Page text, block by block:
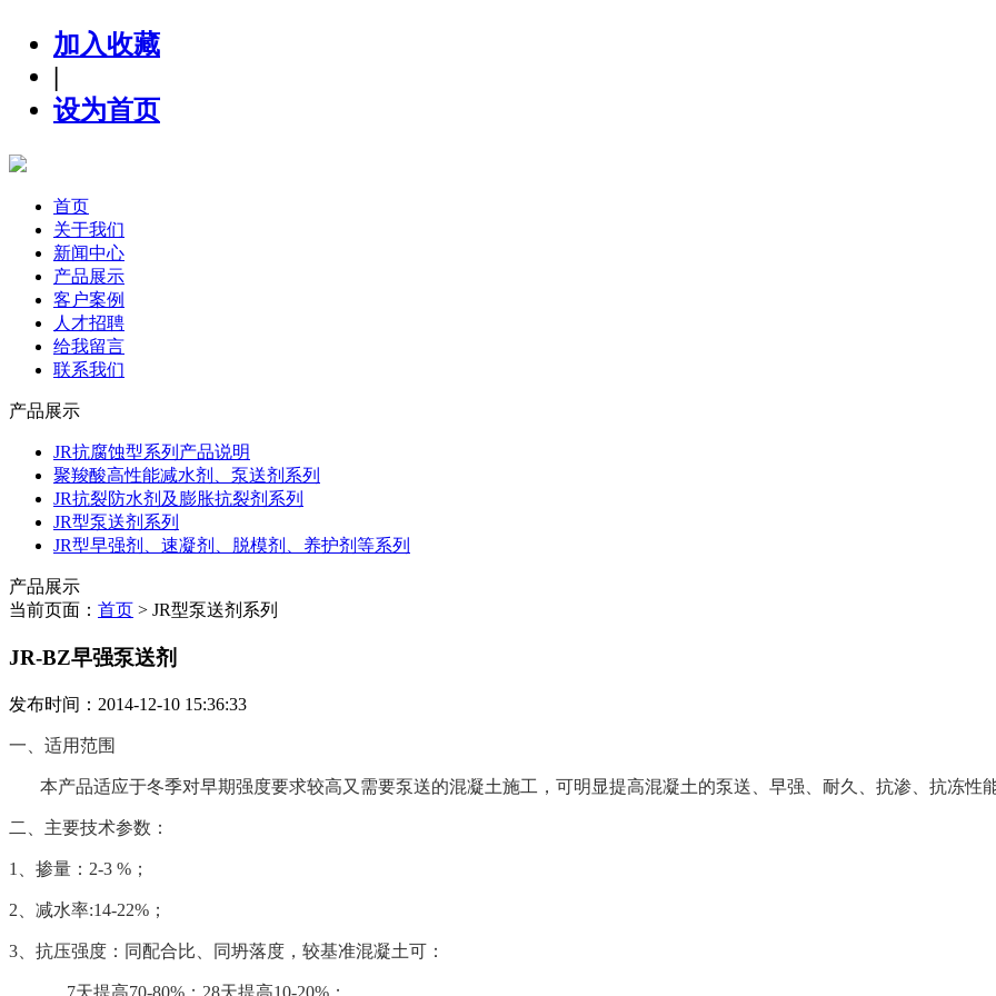
加入收藏
|
设为首页
首页
关于我们
新闻中心
产品展示
客户案例
人才招聘
给我留言
联系我们
产品展示
JR抗腐蚀型系列产品说明
聚羧酸高性能减水剂、泵送剂系列
JR抗裂防水剂及膨胀抗裂剂系列
JR型泵送剂系列
JR型早强剂、速凝剂、脱模剂、养护剂等系列
产品展示
当前页面： 首页 > JR型泵送剂系列
JR-BZ早强泵送剂
发布时间：2014-12-10 15:36:33
一、适用范围
本产品适应于冬季对早期强度要求较高又需要泵送的混凝土施工，可明显提高混凝土的泵送、早强、耐久、抗渗、抗冻性
二、主要技术参数：
1、掺量：2-3 %；
2、减水率:14-22%；
3、抗压强度：同配合比、同坍落度，较基准混凝土可：
7天提高70-80%；28天提高10-20%；